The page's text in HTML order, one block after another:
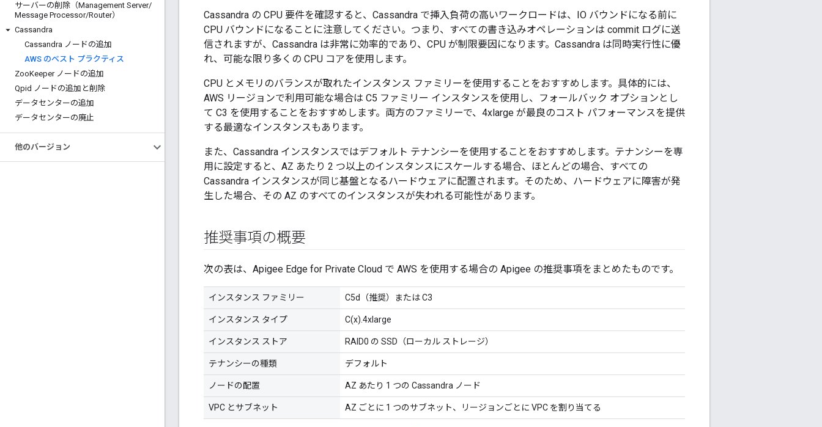
サーバーの削除（Management Server/
Message Processor/Router）
Cassandra
Cassandra ノードの追加
AWS のベスト プラクティス
ZooKeeper ノードの追加
Qpid ノードの追加と削除
データセンターの追加
データセンターの廃止
他のバージョン
Cassandra の CPU 要件を確認すると、Cassandra で挿入負荷の高いワークロードは、IO バウンドになる前に
CPU バウンドになることに注意してください。つまり、すべての書き込みオペレーションは commit ログに送
信されますが、Cassandra は非常に効率的であり、CPU が制限要因になります。Cassandra は同時実行性に優
れ、可能な限り多くの CPU コアを使用します。
CPU とメモリのバランスが取れたインスタンス ファミリーを使用することをおすすめします。具体的には、
AWS リージョンで利用可能な場合は C5 ファミリー インスタンスを使用し、フォールバック オプションとし
て C3 を使用することをおすすめします。両方のファミリーで、4xlarge が最良のコスト パフォーマンスを提供
する最適なインスタンスもあります。
また、Cassandra インスタンスではデフォルト テナンシーを使用することをおすすめします。テナンシーを専
用に設定すると、AZ あたり 2 つ以上のインスタンスにスケールする場合、ほとんどの場合、すべての
Cassandra インスタンスが同じ基盤となるハードウェアに配置されます。そのため、ハードウェアに障害が発
生した場合、その AZ のすべてのインスタンスが失われる可能性があります。
推奨事項の概要
次の表は、Apigee Edge for Private Cloud で AWS を使用する場合の Apigee の推奨事項をまとめたものです。
インスタンス ファミリー C5d（推奨）または C3
インスタンス タイプ C(x).4xlarge
インスタンス ストア RAID0 の SSD（ローカル ストレージ）
テナンシーの種類 デフォルト
ノードの配置 AZ あたり 1 つの Cassandra ノード
VPC とサブネット AZ ごとに 1 つのサブネット、リージョンごとに VPC を割り当てる